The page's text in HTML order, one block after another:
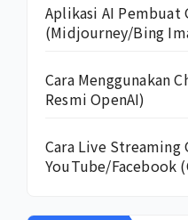
Aplikasi AI Pembuat
(Midjourney/Bing
Cara Menggunakan
Resmi OpenAI)
Cara Live Streaming
YouTube/Facebook